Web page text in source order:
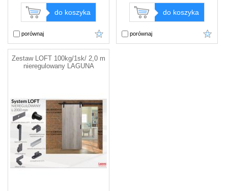
do koszyka
porównaj
do koszyka
porównaj
Zestaw LOFT 100kg/1sk/ 2,0 m
nieregulowany LAGUNA